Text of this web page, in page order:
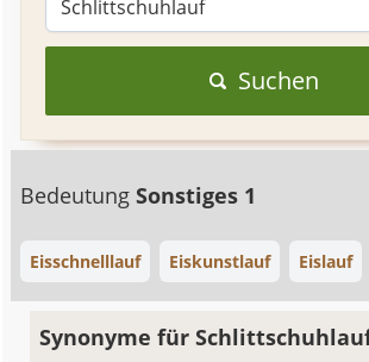
Suchen
BedeutungSonstiges 1
Eisschnelllauf Eiskunstlauf Eislauf
Synonyme für